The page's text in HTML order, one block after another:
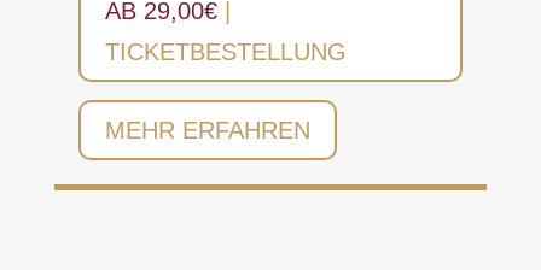
AB 29,00€|
TICKETBESTELLUNG
MEHR ERFAHREN